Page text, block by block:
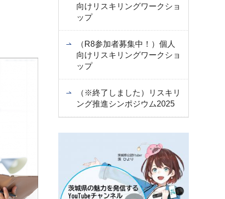
向けリスキリングワークショ
ップ
（R8参加者募集中！）個人
向けリスキリングワークショ
ップ
（※終了しました）リスキリ
ング推進シンポジウム2025